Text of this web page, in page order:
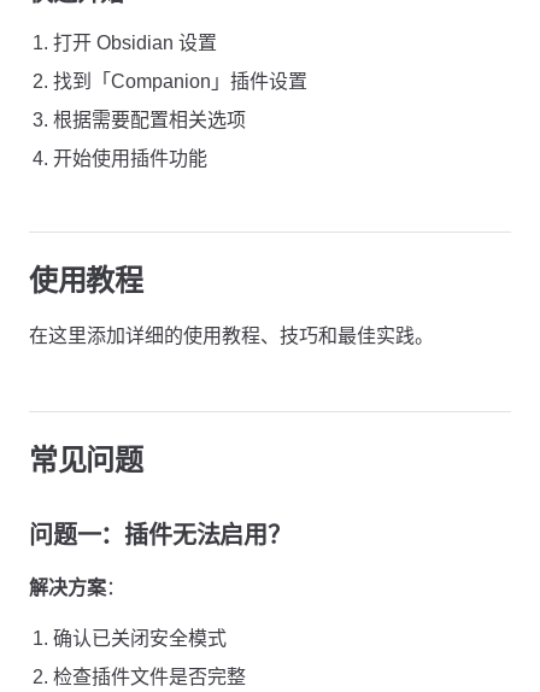
打开 Obsidian 设置
找到「Companion」插件设置
根据需要配置相关选项
开始使用插件功能
使用教程
在这里添加详细的使用教程、技巧和最佳实践。
常见问题
问题一：插件无法启用？
解决方案：
确认已关闭安全模式
检查插件文件是否完整